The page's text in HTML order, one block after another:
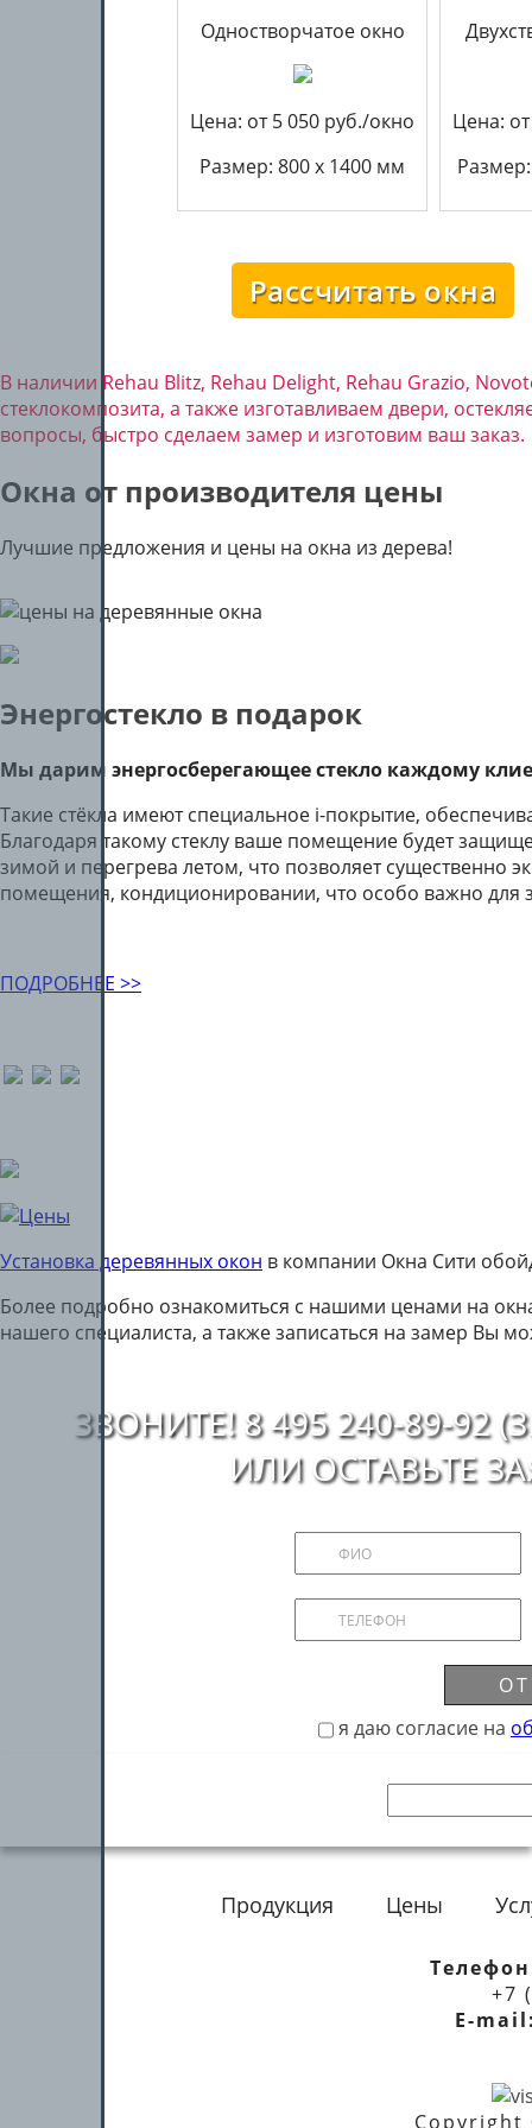
Одностворчатое окно
Цена: от 5 050 руб./окно
Размер: 800 х 1400 мм
Цена:
Рассчитать окна
В наличии Rehau Blitz, Rehau Delight, Rehau Grazio,
стеклокомпозита, а также изготавливаем двери,
вопросы, быстро сделаем замер и изготовим ваш заказ.
Окна от производителя цены
Лучшие предложения и цены на окна из дерева!
Энергостекло в подарок
Мы дарим энергосберегающее стекло каждому
Такие стёкла имеют специальное i-покрытие,
Благодаря такому стеклу ваше помещение будет
зимой и перегрева летом, что позволяет существенно
помещения, кондиционировании, что особо важно для
ПОДРОБНЕЕ >>
Установка деревянных окон в компании Окна Сити
Более подробно ознакомиться с нашими ценами на
нашего специалиста, а также записаться на замер Вы
ЗВОНИТЕ! 8 495 240-89-
ИЛИ ОСТАВЬТЕ
я даю согласие на
Продукция Цены
+7
E-
Copyright